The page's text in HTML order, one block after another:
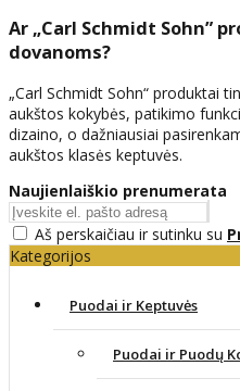
Ar „Carl Schmidt Sohn”
dovanoms?
„Carl Schmidt Sohn“ produktai
aukštos kokybės, patikimo
dizaino, o dažniausiai
aukštos klasės keptuvės.
Naujienlaiškio prenumerata
Aš perskaičiau ir sutinku su
Kategorijos
Puodai ir Keptuvės
Puodai ir Puodų